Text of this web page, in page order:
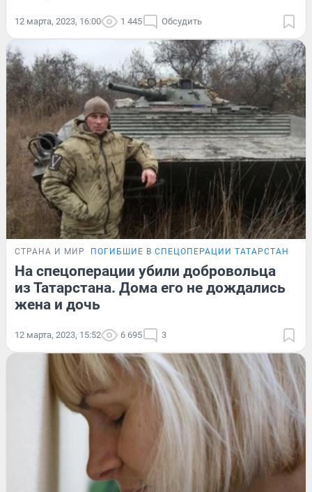
12 марта, 2023, 16:00 1 445 Обсудить
СТРАНА И МИР ПОГИБШИЕ В СПЕЦОПЕРАЦИИ ТАТАРСТАНЦЫ
На спецоперации убили добровольца
из Татарстана. Дома его не дождались
жена и дочь
12 марта, 2023, 15:52 6 695 3